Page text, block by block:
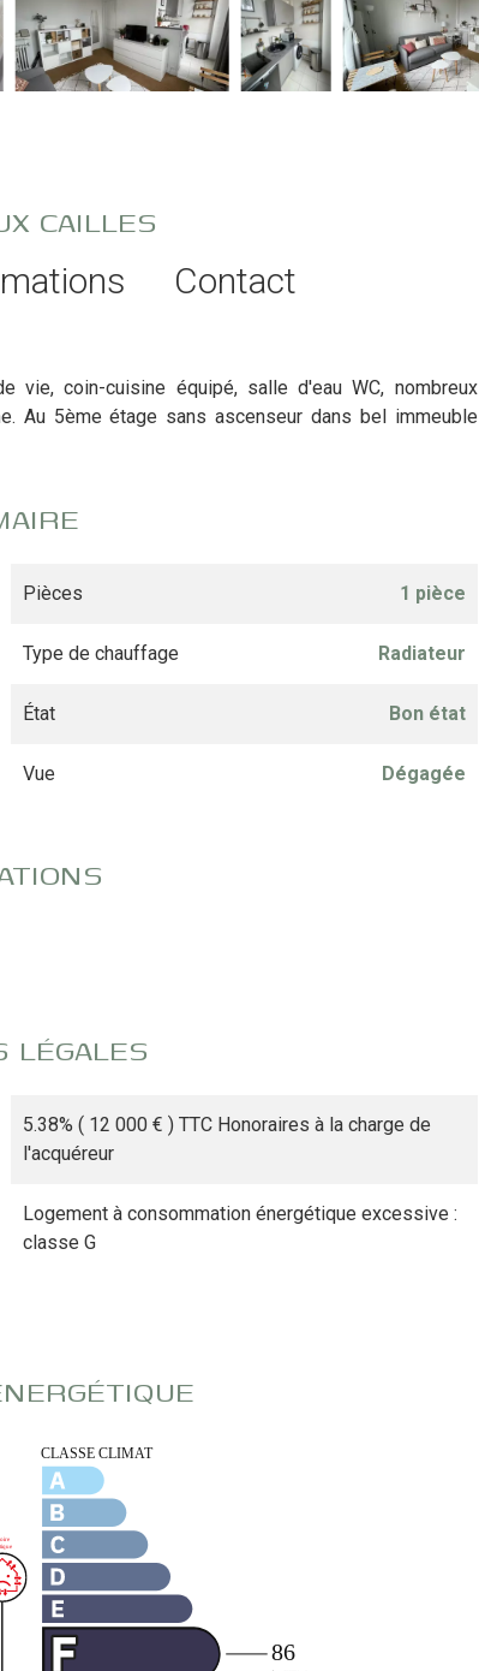
CAILLES
Contact
vie, coin-cuisine équipé, salle d'eau WC, nombreux
Au 5ème étage sans ascenseur dans bel immeuble
Pièces 1 pièce
Type de chauffage Radiateur
État Bon état
Vue Dégagée
LÉGALES
5.38% ( 12 000 € ) TTC Honoraires à la charge de
l'acquéreur
Logement à consommation énergétique excessive :
classe G